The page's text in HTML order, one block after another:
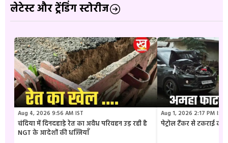
लेटेस्ट और ट्रेंडिंग स्टोरीज
Aug 4, 2026 9:56 AM IST
चंदिया में दिनदहाड़े रेत का अवैध परिवहन उड़ रही है
NGT के आदेशों की धज्जियाँ
Aug 1, 2026 2:17 PM IST
पेट्रोल टैंकर से टकराई